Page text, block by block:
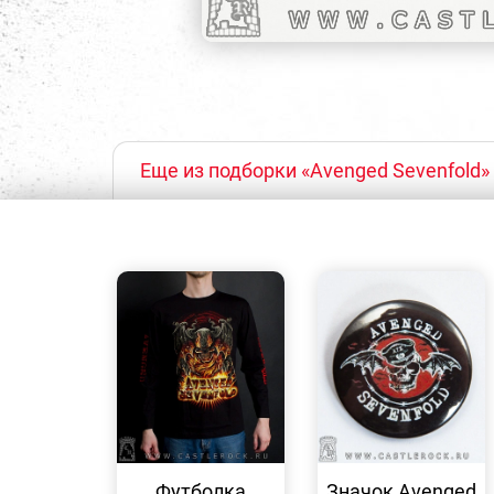
Еще из подборки «Avenged Sevenfold»
ПРОСМОТР
ПРОСМОТР